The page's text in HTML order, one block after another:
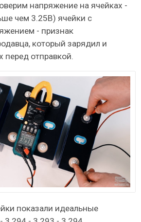
напряжение на ячейках -
чем 3.25В) ячейки с
- признак
который зарядил и
перед отправкой.
показали идеальные